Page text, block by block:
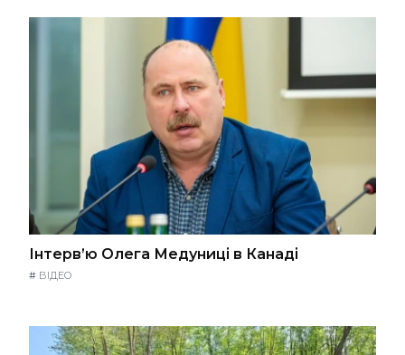
Інтерв’ю Олега Медуниці в Канаді
# ВІДЕО